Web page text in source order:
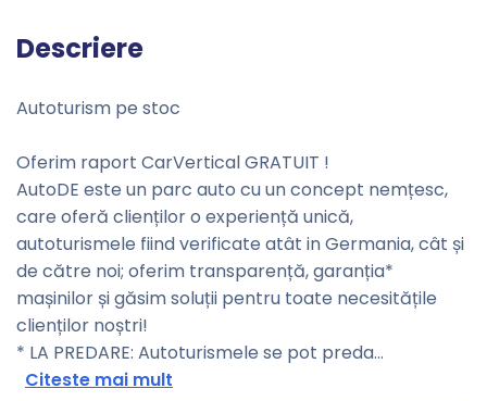
Descriere
Autoturism pe stoc
Oferim raport CarVertical GRATUIT !
AutoDE este un parc auto cu un concept nemțesc,
care oferă clienților o experiență unică,
autoturismele fiind verificate atât in Germania, cât și
de către noi; oferim transparență, garanția*
mașinilor și găsim soluții pentru toate necesitățile
clienților noștri!
* LA PREDARE: Autoturismele se pot preda...
Citeste mai mult